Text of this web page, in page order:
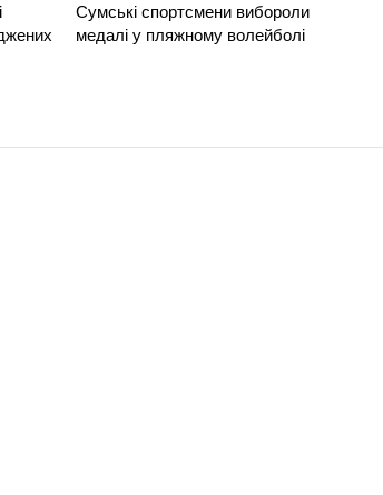
Сумські спортсмени вибороли
медалі у пляжному волейболі